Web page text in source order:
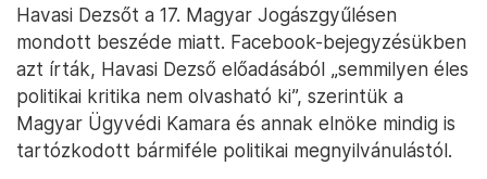
Havasi Dezsőt a 17. Magyar Jogászgyűlésen
mondott beszéde miatt. Facebook-bejegyzésükben
azt írták, Havasi Dezső előadásából „semmilyen éles
politikai kritika nem olvasható ki”, szerintük a
Magyar Ügyvédi Kamara és annak elnöke mindig is
tartózkodott bármiféle politikai megnyilvánulástól.